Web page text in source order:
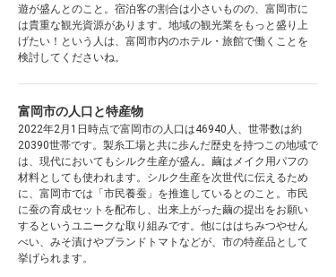
遊が盛んとのこと。宿泊客の割合は小さいものの、富岡市に
は貴重な観光資源があります。地域の観光業をもっと盛り上
げたい！という人は、富岡市内のホテル・旅館で働くことを
検討してくださいね。
富岡市の人口と特産物
2022年2月1日時点で富岡市の人口は46940人、世帯数は約
20390世帯です。製糸工場と共に歩んだ歴史を持つこの地域で
は、現代においてもシルク生産が盛ん。繭はメイク用パフの
材料としても使われます。シルク生産を次世代に伝えるため
に、富岡市では「市民養蚕」を推進しているとのこと。市民
に蚕の育成セットを配布し、出来上がった繭の提出をお願い
するというユニークな取り組みです。他にははちみつやせん
べい、みそ漬けやブランドトマトなどが、市の特産品として
挙げられます。